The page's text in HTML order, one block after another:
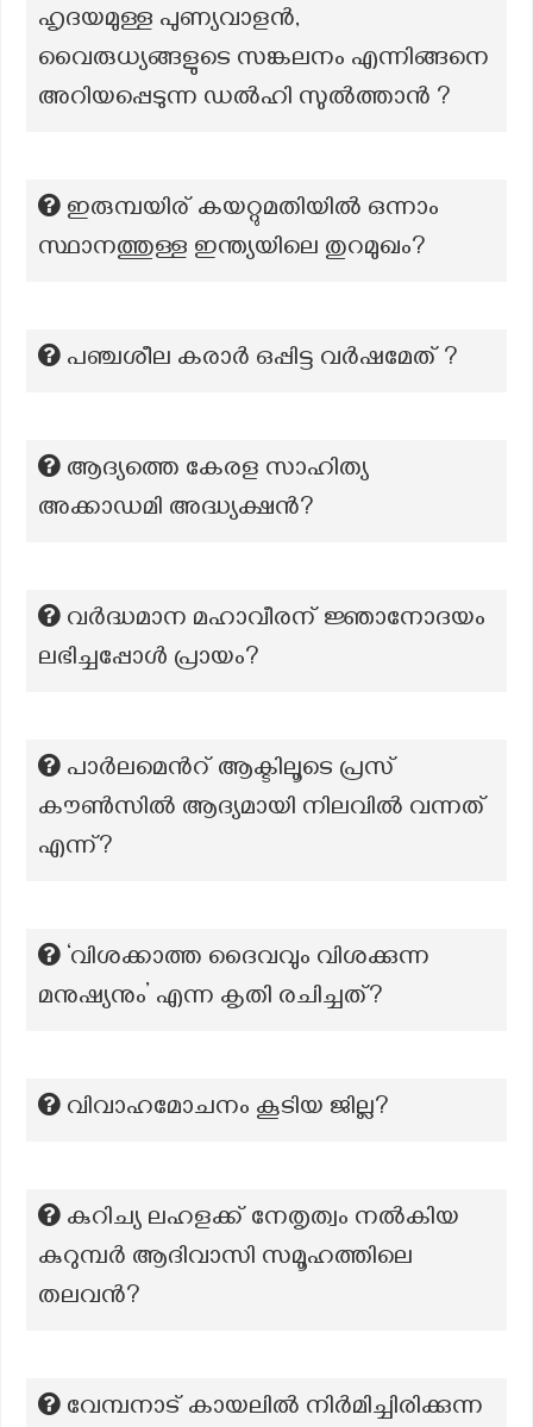
ഹൃദയമുള്ള പുണ്യവാളൻ,
വൈരുധ്യങ്ങളുടെ സങ്കലനം എന്നിങ്ങനെ
അറിയപ്പെടുന്ന ഡൽഹി സുൽത്താൻ ?
ഇരുമ്പയിര് കയറ്റുമതിയിൽ ഒന്നാം
സ്ഥാനത്തുള്ള ഇന്ത്യയിലെ തുറമുഖം?
പഞ്ചശീല കരാർ ഒപ്പിട്ട വർഷമേത് ?
ആദ്യത്തെ കേരള സാഹിത്യ
അക്കാഡമി അദ്ധ്യക്ഷൻ?
വർദ്ധമാന മഹാവീരന് ജ്ഞാനോദയം
ലഭിച്ചപ്പോൾ പ്രായം?
പാർലമെൻറ് ആക്ടിലൂടെ പ്രസ്
കൗൺസിൽ ആദ്യമായി നിലവിൽ വന്നത്
എന്ന്?
‘വിശക്കാത്ത ദൈവവും വിശക്കുന്ന
മനുഷ്യനും’ എന്ന കൃതി രചിച്ചത്?
വിവാഹമോചനം കൂടിയ ജില്ല?
കുറിച്യ ലഹളക്ക് നേതൃത്വം നൽകിയ
കുറുമ്പർ ആദിവാസി സമൂഹത്തിലെ
തലവൻ?
വേമ്പനാട് കായലിൽ നിർമിച്ചിരിക്കുന്ന